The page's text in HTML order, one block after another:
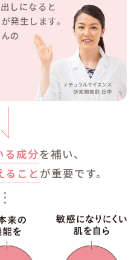
使い方
敏感モイスト
ナチュラルサ